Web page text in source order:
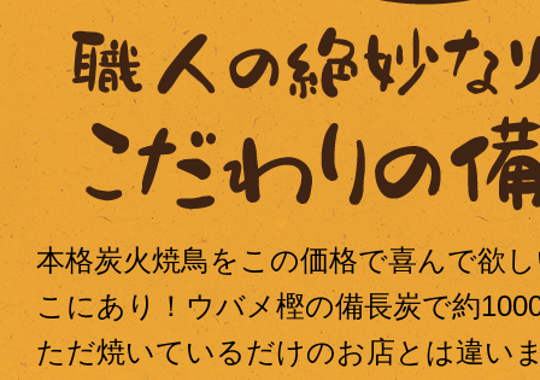
本格炭火焼鳥をこの価格で喜んで欲
こにあり！ウバメ樫の備長炭で約
ただ焼いているだけのお店とは違い